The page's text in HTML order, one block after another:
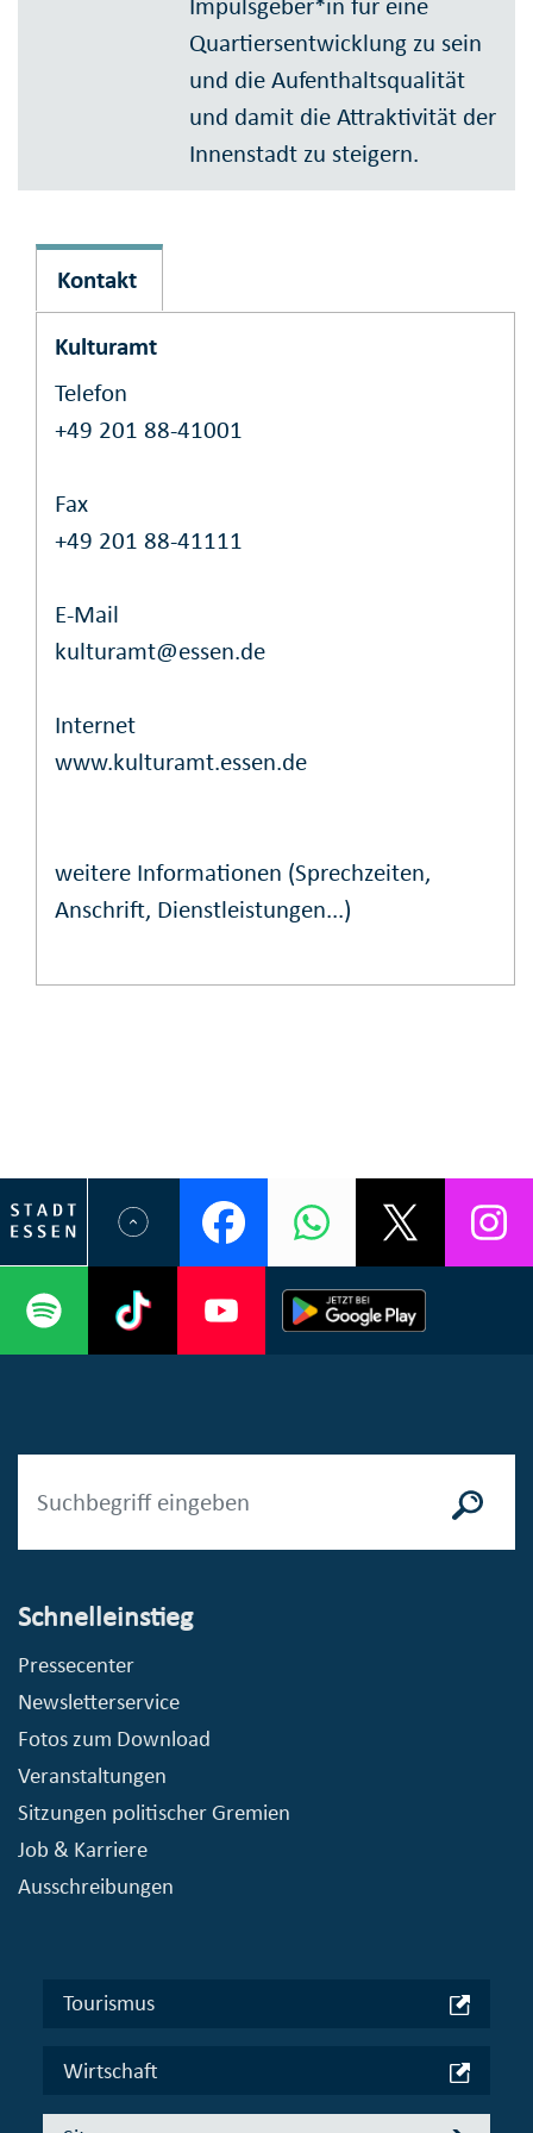
Quartiersentwicklung zu sein
und die Aufenthaltsqualität
und damit die Attraktivität der
Innenstadt zu steigern.
Kontakt
Kulturamt
Telefon
+49 201 88-41001
Fax
+49 201 88-41111
E-Mail
kulturamt@essen.de
Internet
www.kulturamt.essen.de
weitere Informationen (Sprechzeiten,
Anschrift, Dienstleistungen...)
Schnelleinstieg
Pressecenter
Newsletterservice
Fotos zum Download
Veranstaltungen
Sitzungen politischer Gremien
Job & Karriere
Ausschreibungen
Tourismus
Wirtschaft